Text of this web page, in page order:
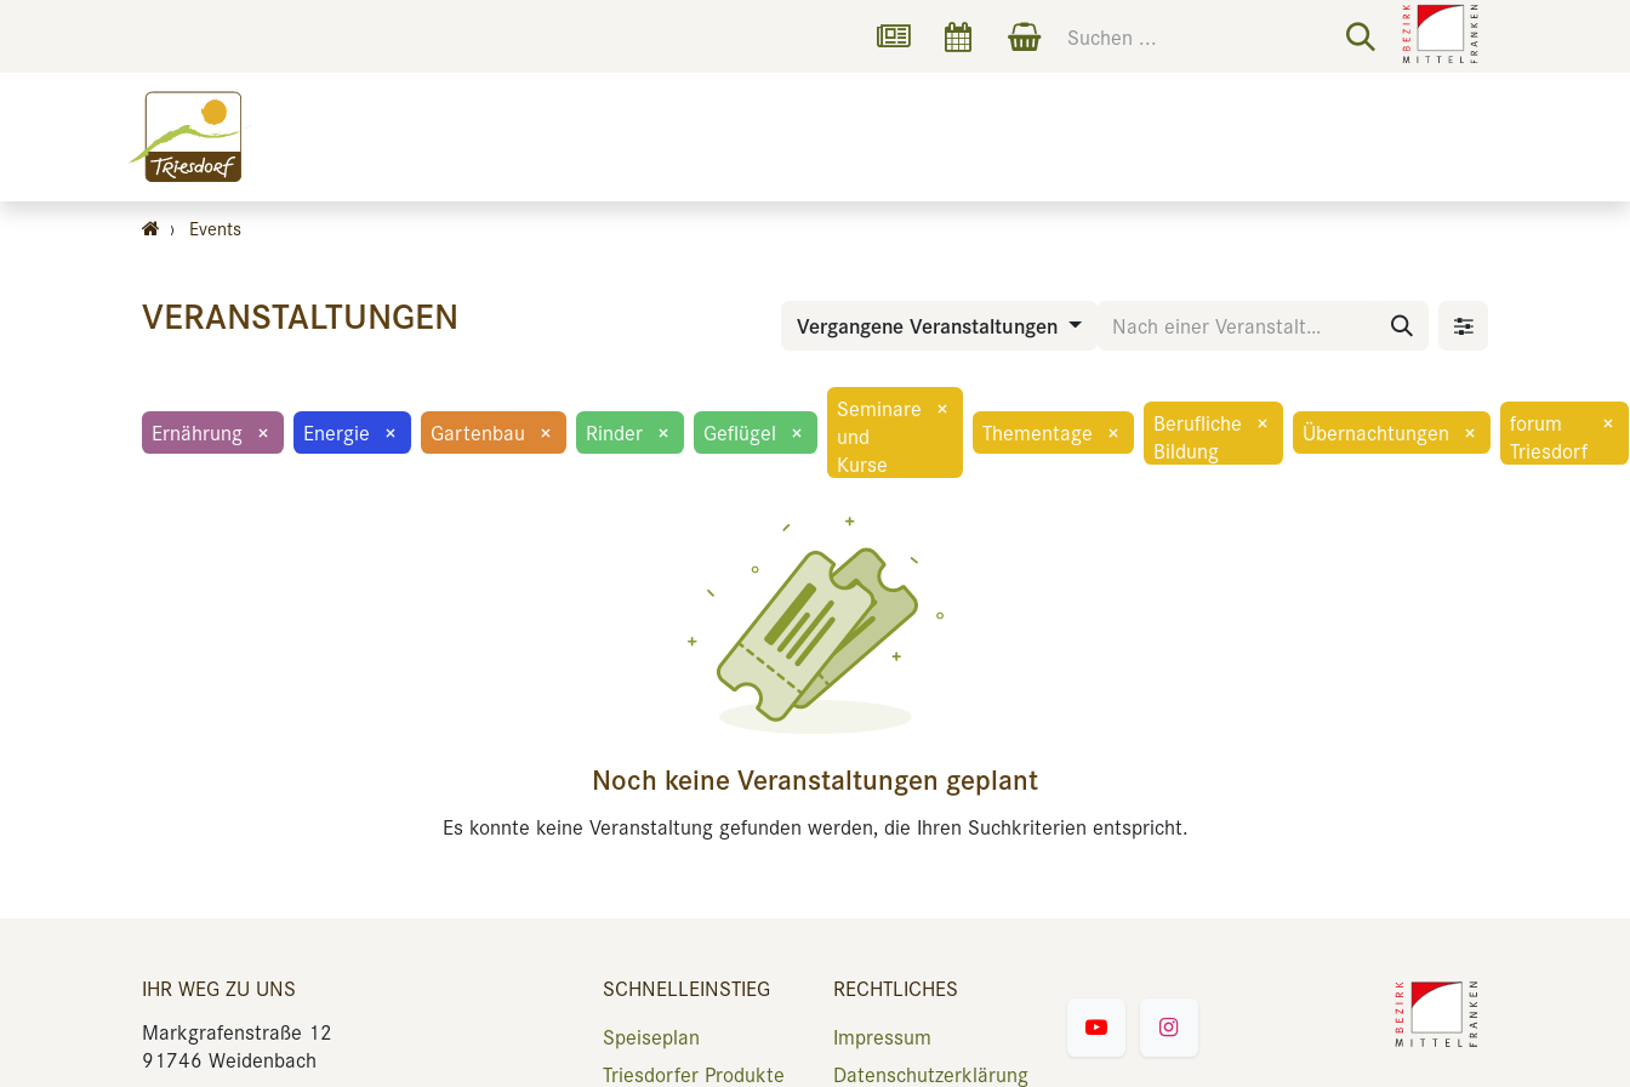
› Events
VERANSTALTUNGEN Vergangene Veranstaltungen
Ernährung × Energie × Gartenbau × Rinder × Geflügel ×
Seminare
und
Kurse
×
Thementage ×
Berufliche
Bildung
× Übernachtungen ×
forum
Triesdorf
×
Noch keine Veranstaltungen geplant
Es konnte keine Veranstaltung gefunden werden, die Ihren Suchkriterien entspricht.
IHR WEG ZU UNS
Markgrafenstraße 12
91746 Weidenbach
SCHNELLEINSTIEG
Speiseplan
Triesdorfer Produkte
RECHTLICHES
Impressum
Datenschutzerklärung